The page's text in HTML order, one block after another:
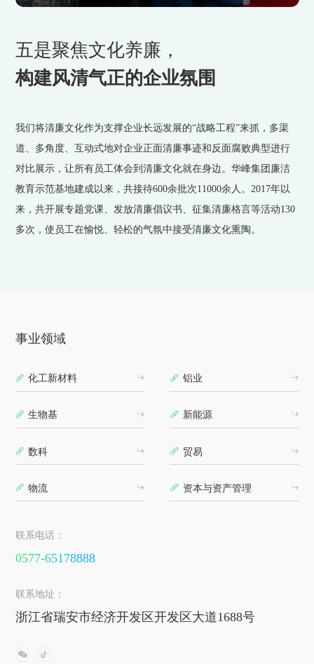
五是聚焦文化养廉，
构建风清气正的企业氛围
我们将清廉文化作为支撑企业长远发展的“战略工程”来抓，多渠
道、多角度、互动式地对企业正面清廉事迹和反面腐败典型进行
对比展示，让所有员工体会到清廉文化就在身边。华峰集团廉洁
教育示范基地建成以来，共接待600余批次11000余人。2017年以
来，共开展专题党课、发放清廉倡议书、征集清廉格言等活动130
多次，使员工在愉悦、轻松的气氛中接受清廉文化熏陶。
事业领域
化工新材料 铝业
生物基 新能源
数科 贸易
物流 资本与资产管理
联系电话：
0577-65178888
联系地址：
浙江省瑞安市经济开发区开发区大道1688号